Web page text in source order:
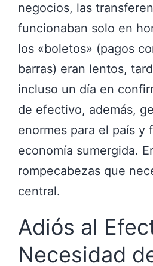
negocios, las
funcionaban solo en
los «boletos» (pagos
barras) eran lentos,
incluso un día en
de efectivo, además,
enormes para el país y
economía sumergida.
rompecabezas que
central.
Adiós al
Necesidad